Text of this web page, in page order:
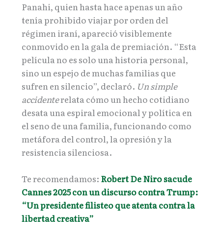
Panahi, quien hasta hace apenas un año
tenía prohibido viajar por orden del
régimen iraní, apareció visiblemente
conmovido en la gala de premiación. “Esta
película no es solo una historia personal,
sino un espejo de muchas familias que
sufren en silencio”, declaró. Un simple
accidenterelata cómo un hecho cotidiano
desata una espiral emocional y política en
el seno de una familia, funcionando como
metáfora del control, la opresión y la
resistencia silenciosa.
Te recomendamos: Robert De Niro sacude
Cannes 2025 con un discurso contra Trump:
“Un presidente filisteo que atenta contra la
libertad creativa”